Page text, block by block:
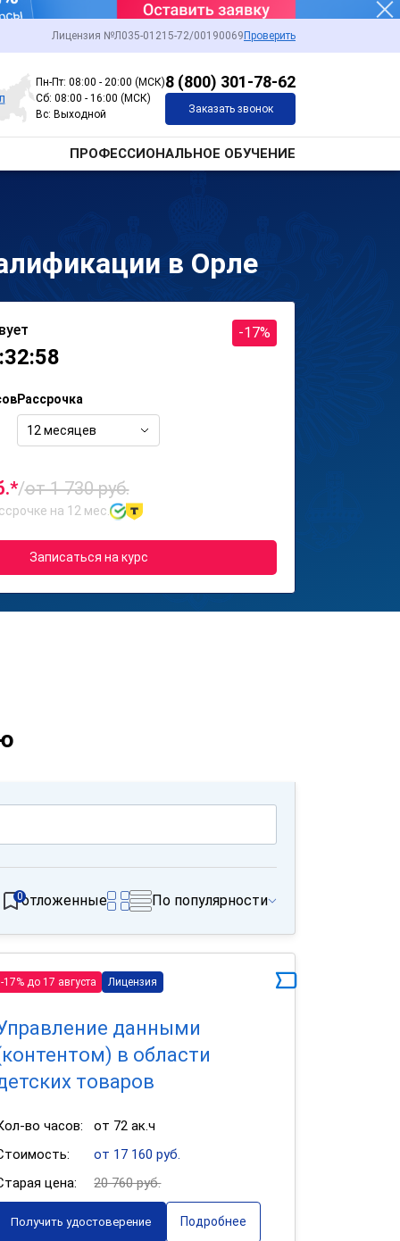
Лицензия №Л035-01215-72/00190069 Проверить
Пн-Пт: 08:00 - 20:00 (МСК)
Сб: 08:00 - 16:00 (МСК)
Вс: Выходной
8 (800) 301-78-62
Заказать звонок
ПРОФЕССИОНАЛЬНОЕ ОБУЧЕНИЕ
в Орле
-17%
Рассрочка
12 месяцев
/от 1 730 руб.
на 12 мес.
Записаться на курс
отложенные
0 По популярности
-17% до 17 августа Лицензия
данными
в области
товаров
во часов:
от 72 ак.ч
от 17 160 руб.
цена:
20 760 руб.
Получить удостоверение Подробнее